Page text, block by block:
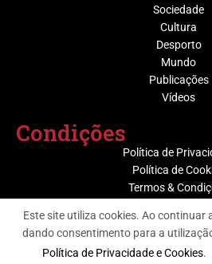
Sociedade
Cultura
Desporto
Mundo
Publicações
Vídeos
Condições
Política de
Política de
Termos &
@ Grupo Media Nova |
Este site utiliza cookies. Ao continuar
dando consentimento para a
Política de Privacidade e Cookies.